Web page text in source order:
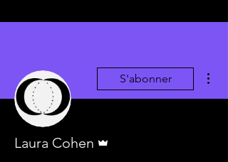
S'abonner
Laura Cohen